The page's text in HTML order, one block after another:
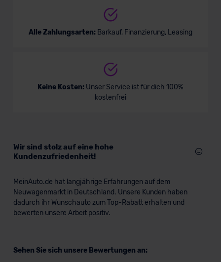
Alle Zahlungsarten: Barkauf, Finanzierung, Leasing
Keine Kosten: Unser Service ist für dich 100%
kostenfrei
Wir sind stolz auf eine hohe
Kundenzufriedenheit!
MeinAuto.de hat langjährige Erfahrungen auf dem
Neuwagenmarkt in Deutschland. Unsere Kunden haben
dadurch ihr Wunschauto zum Top-Rabatt erhalten und
bewerten unsere Arbeit positiv.
Sehen Sie sich unsere Bewertungen an: